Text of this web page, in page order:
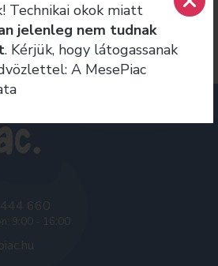
Technikai okok miatt
jelenleg nem tudnak
. Kérjük, hogy látogassanak
A MesePiac